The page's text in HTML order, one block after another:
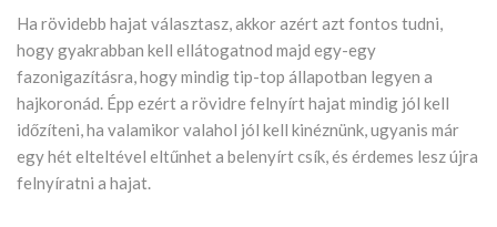
Ha rövidebb hajat választasz, akkor azért azt fontos tudni,
hogy gyakrabban kell ellátogatnod majd egy-egy
fazonigazításra, hogy mindig tip-top állapotban legyen a
hajkoronád. Épp ezért a rövidre felnyírt hajat mindig jól kell
időzíteni, ha valamikor valahol jól kell kinéznünk, ugyanis már
egy hét elteltével eltűnhet a belenyírt csík, és érdemes lesz újra
felnyíratni a hajat.